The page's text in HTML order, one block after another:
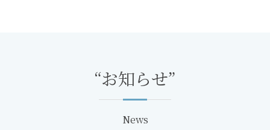
“お知らせ”
News